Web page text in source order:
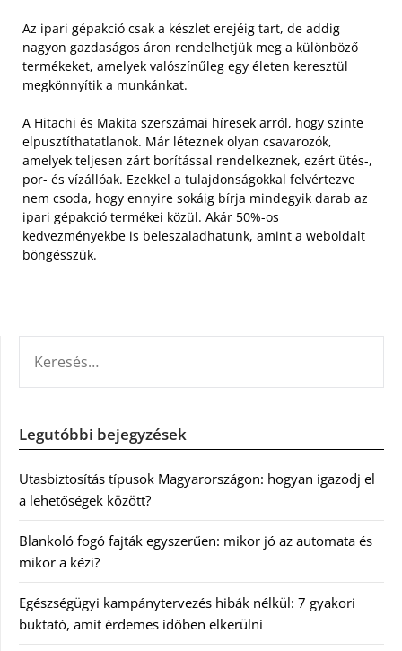
Az ipari gépakció csak a készlet erejéig tart, de addig
nagyon gazdaságos áron rendelhetjük meg a különböző
termékeket, amelyek valószínűleg egy életen keresztül
megkönnyítik a munkánkat.
A Hitachi és Makita szerszámai híresek arról, hogy szinte
elpusztíthatatlanok. Már léteznek olyan csavarozók,
amelyek teljesen zárt borítással rendelkeznek, ezért ütés-,
por- és vízállóak. Ezekkel a tulajdonságokkal felvértezve
nem csoda, hogy ennyire sokáig bírja mindegyik darab az
ipari gépakció termékei közül. Akár 50%-os
kedvezményekbe is beleszaladhatunk, amint a weboldalt
böngésszük.
Legutóbbi bejegyzések
Utasbiztosítás típusok Magyarországon: hogyan igazodj el
a lehetőségek között?
Blankoló fogó fajták egyszerűen: mikor jó az automata és
mikor a kézi?
Egészségügyi kampánytervezés hibák nélkül: 7 gyakori
buktató, amit érdemes időben elkerülni